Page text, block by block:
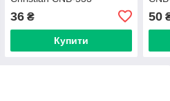
36₴
Купити
50